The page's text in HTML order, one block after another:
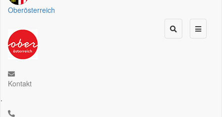
Oberösterreich
Kontakt
.